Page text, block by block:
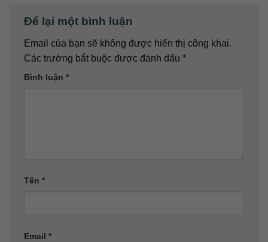
Để lại một bình luận
Email của bạn sẽ không được hiển thị công khai.
Các trường bắt buộc được đánh dấu *
Bình luận *
Tên *
Email *